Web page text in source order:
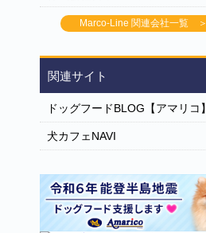
Marco-Line 関連会社一覧 ＞
関連サイト
ドッグフードBLOG【アマリコ】
犬カフェNAVI